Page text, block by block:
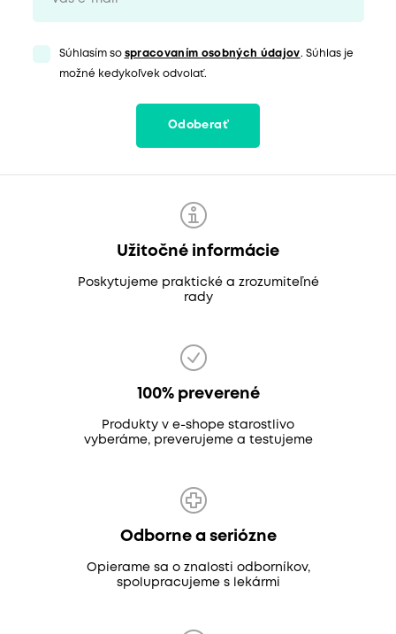
Súhlasím so spracovaním osobných údajov. Súhlas je
možné kedykoľvek odvolať.
Odoberať
Užitočné informácie
Poskytujeme praktické a zrozumiteľné
rady
100% preverené
Produkty v e-shope starostlivo
vyberáme, preverujeme a testujeme
Odborne a seriózne
Opierame sa o znalosti odborníkov,
spolupracujeme s lekármi